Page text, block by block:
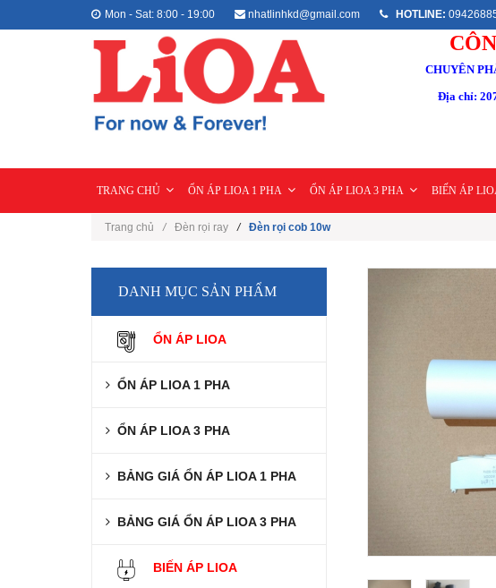
Mon - Sat: 8:00 - 19:00 nhatlinhkd@gmail.com HOTLINE:
CHUYÊN
Địa chỉ:
TRANG CHỦ ỔN ÁP LIOA 1 PHA ỔN ÁP LIOA 3 PHA BIẾN ÁP
Trang chủ / Đèn rọi ray / Đèn rọi cob 10w
DANH MỤC SẢN PHẨM
ỔN ÁP LIOA
ỔN ÁP LIOA 1 PHA
ỔN ÁP LIOA 3 PHA
BẢNG GIÁ ỔN ÁP LIOA 1 PHA
BẢNG GIÁ ỔN ÁP LIOA 3 PHA
BIẾN ÁP LIOA